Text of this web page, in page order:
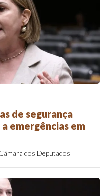
de segurança
emergências em
dos Deputados